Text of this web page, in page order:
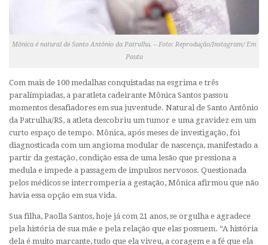
Mônica é natural de Santo Antônio da Patrulha. – Foto: Reprodução/Instagram/ Em
Pauta
Com mais de 100 medalhas conquistadas na esgrima e três
paralímpiadas, a paratleta cadeirante Mônica Santos passou
momentos desafiadores em sua juventude. Natural de Santo Antônio
da Patrulha/RS, a atleta descobriu um tumor e uma gravidez em um
curto espaço de tempo. Mônica, após meses de investigação, foi
diagnosticada com um angioma modular de nascença, manifestado a
partir da gestação, condição essa de uma lesão que pressiona a
medula e impede a passagem de impulsos nervosos. Questionada
pelos médicos se interromperia a gestação, Mônica afirmou que não
havia essa opção em sua vida.
Sua filha, Paolla Santos, hoje já com 21 anos, se orgulha e agradece
pela história de sua mãe e pela relação que elas possuem. “A história
dela é muito marcante, tudo que ela viveu, a coragem e a fé que ela